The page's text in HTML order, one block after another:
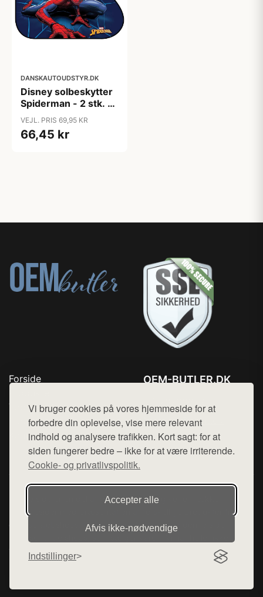
Vi bruger cookies på vores hjemmeside for at
forbedre din oplevelse, vise mere relevant
indhold og analysere trafikken. Kort sagt: for at
siden fungerer bedre – ikke for at være irriterende.
Cookie- og privatlivspolitik.
Accepter alle
Afvis ikke‑nødvendige
Indstillinger
DANSKAUTOUDSTYR.DK
Disney solbeskytter
Spiderman - 2 stk. -
65x38 cm
VEJL. PRIS 69,95 KR
66,45 kr
Forside
Top Rabatter
Blog
Kontakt
OEM-BUTLER.DK
Mail: hej@want.dk
Cookie- og privatlivspolitik
Denne side er en del af want.dk, der udgiver en række
hjemmesider med præsentation af forskellige produkter fra
diverse webshops. Der sælges ikke varer fra denne side - vi
henviser til de shops, som sælger varen. Vi har heller ikke
varerne på lager.